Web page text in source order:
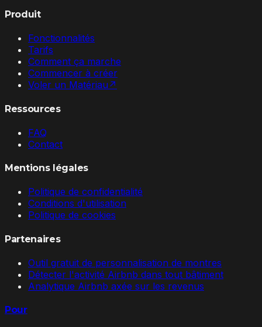
Produit
Fonctionnalités
Tarifs
Comment ça marche
Commencer à créer
Voler un Matériau ↗
Ressources
FAQ
Contact
Mentions légales
Politique de confidentialité
Conditions d'utilisation
Politique de cookies
Partenaires
Outil gratuit de personnalisation de montres
Détecter l'activité Airbnb dans tout bâtiment
Analytique Airbnb axée sur les revenus
Pour